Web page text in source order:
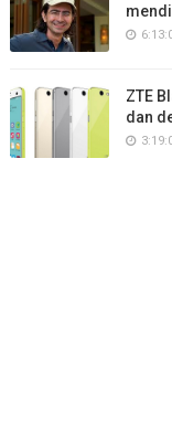
ZTE
dan